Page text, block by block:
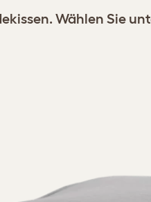
Wählen Sie